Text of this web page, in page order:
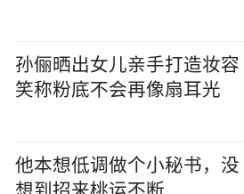
孙俪晒出女儿亲手打造妆容
笑称粉底不会再像扇耳光
他本想低调做个小秘书，没